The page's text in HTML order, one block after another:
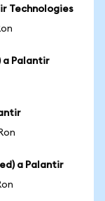
Technologies
a Palantir
a Palantir